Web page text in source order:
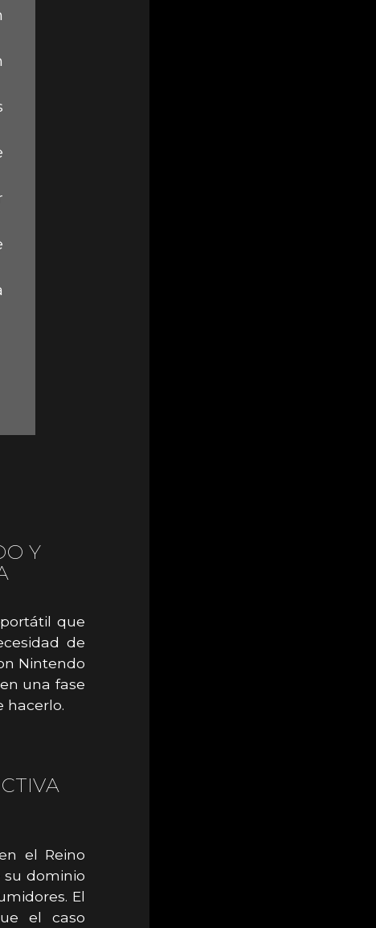
Y
que
de
Nintendo
una fase
hacerlo.
el Reino
su dominio
El
el caso